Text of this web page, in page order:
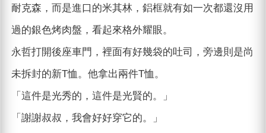
耐克森，而是進口的米其林，鋁框就有如一次都還沒用
過的銀色烤肉盤，看起來格外耀眼。
永哲打開後座車門，裡面有好幾袋的吐司，旁邊則是尚
未拆封的新T恤。他拿出兩件T恤。
「這件是光秀的，這件是光賢的。」
「謝謝叔叔，我會好好穿它的。」